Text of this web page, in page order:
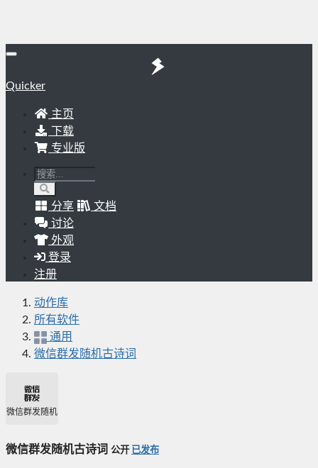
Quicker
主页
下载
专业版
分享
文档
讨论
外观
登录
注册
动作库
所有软件
通用
微信群发随机古诗词
微信群发随机古诗词
微信群发随机古诗词 公开 已发布